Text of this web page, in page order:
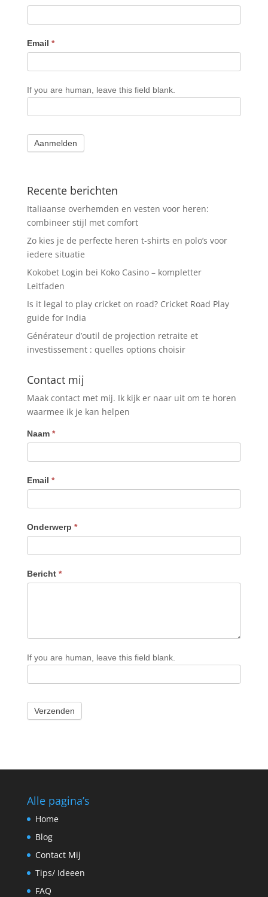
Email *
If you are human, leave this field blank.
Aanmelden
Recente berichten
Italiaanse overhemden en vesten voor heren:
combineer stijl met comfort
Zo kies je de perfecte heren t-shirts en polo’s voor
iedere situatie
Kokobet Login bei Koko Casino – kompletter
Leitfaden
Is it legal to play cricket on road? Cricket Road Play
guide for India
Générateur d’outil de projection retraite et
investissement : quelles options choisir
Contact mij
Maak contact met mij. Ik kijk er naar uit om te horen
waarmee ik je kan helpen
Contact
Naam *
Email *
Onderwerp *
Bericht *
If you are human, leave this field blank.
Verzenden
Alle pagina’s
Home
Blog
Contact Mij
Tips/ Ideeen
FAQ